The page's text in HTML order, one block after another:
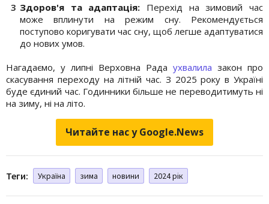
Здоров'я та адаптація: Перехід на зимовий час
може вплинути на режим сну. Рекомендується
поступово коригувати час сну, щоб легше адаптуватися
до нових умов.
Нагадаємо, у липні Верховна Рада ухвалила закон про
скасування переходу на літній час. З 2025 року в Україні
буде єдиний час. Годинники більше не переводитимуть ні
на зиму, ні на літо.
Читайте нас у Google.News
Теги: Україна зима новини 2024 рік